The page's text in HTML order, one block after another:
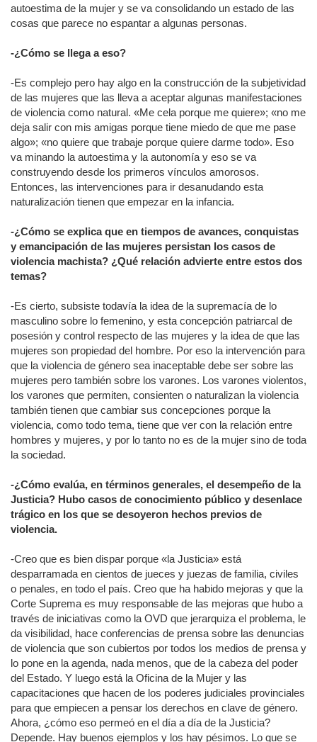
autoestima de la mujer y se va consolidando un estado de las
cosas que parece no espantar a algunas personas.
-¿Cómo se llega a eso?
-Es complejo pero hay algo en la construcción de la subjetividad
de las mujeres que las lleva a aceptar algunas manifestaciones
de violencia como natural. «Me cela porque me quiere»; «no me
deja salir con mis amigas porque tiene miedo de que me pase
algo»; «no quiere que trabaje porque quiere darme todo». Eso
va minando la autoestima y la autonomía y eso se va
construyendo desde los primeros vínculos amorosos.
Entonces, las intervenciones para ir desanudando esta
naturalización tienen que empezar en la infancia.
-¿Cómo se explica que en tiempos de avances, conquistas
y emancipación de las mujeres persistan los casos de
violencia machista? ¿Qué relación advierte entre estos dos
temas?
-Es cierto, subsiste todavía la idea de la supremacía de lo
masculino sobre lo femenino, y esta concepción patriarcal de
posesión y control respecto de las mujeres y la idea de que las
mujeres son propiedad del hombre. Por eso la intervención para
que la violencia de género sea inaceptable debe ser sobre las
mujeres pero también sobre los varones. Los varones violentos,
los varones que permiten, consienten o naturalizan la violencia
también tienen que cambiar sus concepciones porque la
violencia, como todo tema, tiene que ver con la relación entre
hombres y mujeres, y por lo tanto no es de la mujer sino de toda
la sociedad.
-¿Cómo evalúa, en términos generales, el desempeño de la
Justicia? Hubo casos de conocimiento público y desenlace
trágico en los que se desoyeron hechos previos de
violencia.
-Creo que es bien dispar porque «la Justicia» está
desparramada en cientos de jueces y juezas de familia, civiles
o penales, en todo el país. Creo que ha habido mejoras y que la
Corte Suprema es muy responsable de las mejoras que hubo a
través de iniciativas como la OVD que jerarquiza el problema, le
da visibilidad, hace conferencias de prensa sobre las denuncias
de violencia que son cubiertos por todos los medios de prensa y
lo pone en la agenda, nada menos, que de la cabeza del poder
del Estado. Y luego está la Oficina de la Mujer y las
capacitaciones que hacen de los poderes judiciales provinciales
para que empiecen a pensar los derechos en clave de género.
Ahora, ¿cómo eso permeó en el día a día de la Justicia?
Depende. Hay buenos ejemplos y los hay pésimos. Lo que se